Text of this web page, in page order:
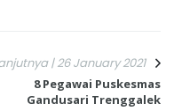
| 26 January 2021
8 Pegawai Puskesmas
Gandusari Trenggalek